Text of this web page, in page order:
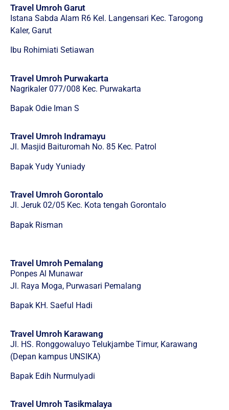
Travel Umroh Garut
Istana Sabda Alam R6 Kel. Langensari Kec. Tarogong
Kaler, Garut
Ibu Rohimiati Setiawan
Travel Umroh Purwakarta
Nagrikaler 077/008 Kec. Purwakarta
Bapak Odie Iman S
Travel Umroh Indramayu
Jl. Masjid Baituromah No. 85 Kec. Patrol
Bapak Yudy Yuniady
Travel Umroh Gorontalo
Jl. Jeruk 02/05 Kec. Kota tengah Gorontalo
Bapak Risman
Travel Umroh Pemalang
Ponpes Al Munawar
Jl. Raya Moga, Purwasari Pemalang
Bapak KH. Saeful Hadi
Travel Umroh Karawang
Jl. HS. Ronggowaluyo Telukjambe Timur, Karawang
(Depan kampus UNSIKA)
Bapak Edih Nurmulyadi
Travel Umroh Tasikmalaya